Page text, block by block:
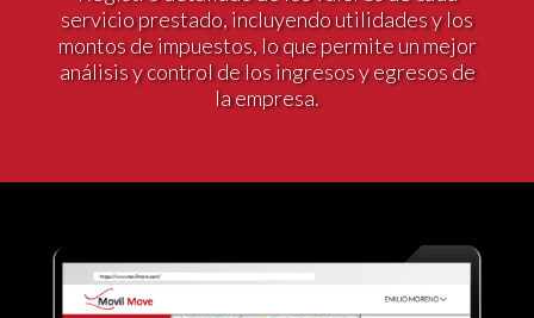
servicio prestado, incluyendo utilidades y los
montos de impuestos, lo que permite un mejor
análisis y control de los ingresos y egresos de
la empresa.